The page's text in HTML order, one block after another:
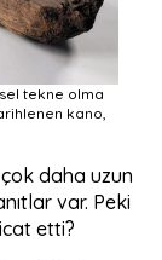
tekne olma
kano,
daha uzun
var. Peki
etti?